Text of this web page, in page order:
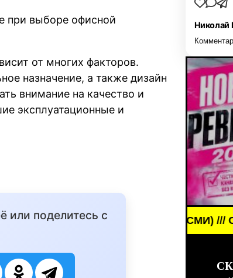
при выборе офисной
от многих факторов.
назначение, а также дизайн
внимание на качество и
эксплуатационные и
или поделитесь с
Николай
NEWS /// НОВОСТИ (СМИ) /// СВЕЖИЕ